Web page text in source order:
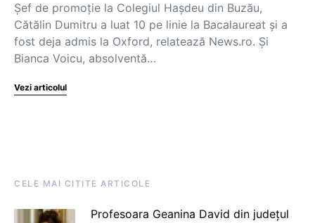
Șef de promoție la Colegiul Hașdeu din Buzău,
Cătălin Dumitru a luat 10 pe linie la Bacalaureat și a
fost deja admis la Oxford, relatează News.ro. Și
Bianca Voicu, absolventă…
Vezi articolul
CELE MAI CITITE ARTICOLE
Profesoara Geanina David din județul